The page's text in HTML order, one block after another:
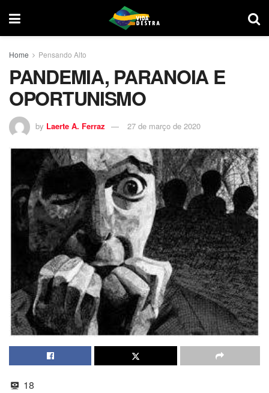
Home Pensando Alto
PANDEMIA, PARANOIA E
OPORTUNISMO
by Laerte A. Ferraz 27 de março de 2020
18